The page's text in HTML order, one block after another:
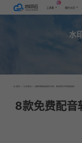
工具集
AI
图片水印
水
首页 > 行业资讯 > 8款免费配音软件分享，轻松把文字转成音频！
8款免费配音